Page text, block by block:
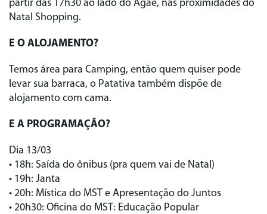
partir das 17h30 ao lado do Agaé, nas proximidades do
Natal Shopping.
E O ALOJAMENTO?
Temos área para Camping, então quem quiser pode
levar sua barraca, o Patativa também dispõe de
alojamento com cama.
E A PROGRAMAÇÃO?
Dia 13/03
• 18h: Saída do ônibus (pra quem vai de Natal)
• 19h: Janta
• 20h: Mística do MST e Apresentação do Juntos
• 20h30: Oficina do MST: Educação Popular